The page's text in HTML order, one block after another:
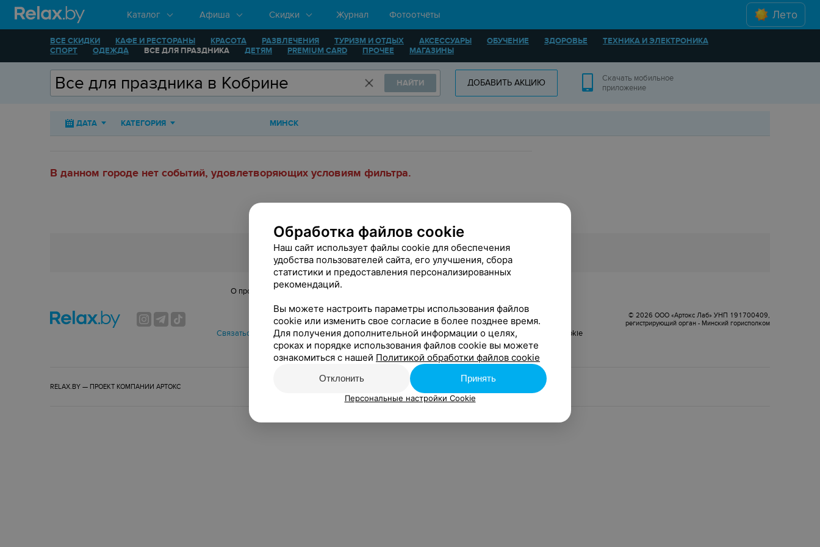
Каталог Афиша Скидки Журнал Фотоотчёты Лето
ВСЕ СКИДКИ КАФЕ И РЕСТОРАНЫ КРАСОТА РАЗВЛЕЧЕНИЯ ТУРИЗМ И ОТДЫХ АКСЕССУАРЫ ОБУЧЕНИЕ ЗДОРОВЬЕ
ТЕХНИКА И ЭЛЕКТРОНИКА
СПОРТ
ОДЕЖДА ВСЕ ДЛЯ ПРАЗДНИКА ДЕТЯМ PREMIUM CARD ПРОЧЕЕ МАГАЗИНЫ
НАЙТИ ДОБАВИТЬ АКЦИЮ
Скачать мобильное
приложение
ДАТА КАТЕГОРИЯ МИНСК
В данном городе нет событий, удовлетворяющих условиям фильтра.
У нас не все акции? Добавить акцию
О проекте Новости проекта
Способы оплаты
Публичный договор по использованию сервиса «Афиша»
Пользовательское соглашение
Написать руководителю Relax.by
Связаться по вопросам сотрудничества
Написать в поддержку
Персональные настройки cookie
Обработка персональных данных
© 2026 ООО «Артокс Лаб» УНП 191700409,
регистрирующий орган - Минский горисполком
RELAX.BY — ПРОЕКТ КОМПАНИИ АРТОКС
Обработка файлов cookie
Наш сайт использует файлы cookie для обеспечения
удобства пользователей сайта, его улучшения, сбора
статистики и предоставления персонализированных
рекомендаций.
Вы можете настроить параметры использования файлов
cookie или изменить свое согласие в более позднее время.
Для получения дополнительной информации о целях,
сроках и порядке использования файлов cookie вы можете
ознакомиться с нашей Политикой обработки файлов cookie
Отклонить Принять
Персональные настройки Cookie